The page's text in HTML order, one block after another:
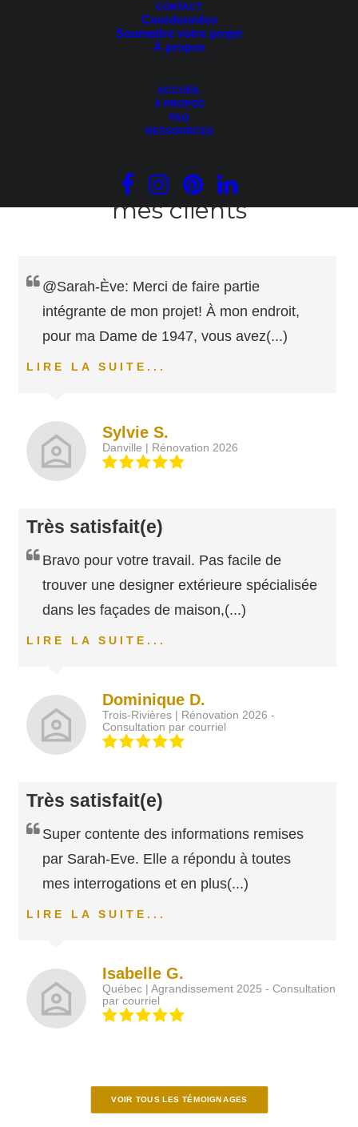
CONTACT
Coordonnées
Soumettre votre projet
À propos
ACCUEIL
À PROPOS
FAQ
RESSOURCES
pertinents et très professionnels.
D'autres témoignages de
mes clients
@Sarah-Ève: Merci de faire partie
intégrante de mon projet! À mon endroit,
pour ma Dame de 1947, vous avez(...)
LIRE LA SUITE...
Sylvie S.
Danville | Rénovation 2026
Très satisfait(e)
Bravo pour votre travail. Pas facile de
trouver une designer extérieure spécialisée
dans les façades de maison,(...)
LIRE LA SUITE...
Dominique D.
Trois-Rivières | Rénovation 2026 -
Consultation par courriel
Très satisfait(e)
Super contente des informations remises
par Sarah-Eve. Elle a répondu à toutes
mes interrogations et en plus(...)
LIRE LA SUITE...
Isabelle G.
Québec | Agrandissement 2025 - Consultation
par courriel
VOIR TOUS LES TÉMOIGNAGES